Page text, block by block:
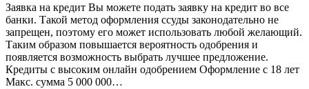
Заявка на кредит Вы можете подать заявку на кредит во все
банки. Такой метод оформления ссуды законодательно не
запрещен, поэтому его может использовать любой желающий.
Таким образом повышается вероятность одобрения и
появляется возможность выбрать лучшее предложение.
Кредиты с высоким онлайн одобрением Оформление с 18 лет
Макс. сумма 5 000 000…